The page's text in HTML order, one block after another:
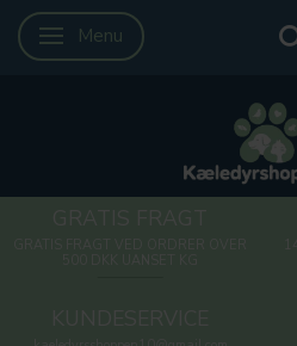
Skifte navigation
Menu